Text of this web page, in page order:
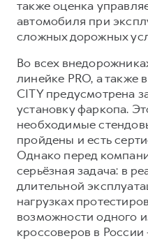
Коллекция Детская
также оценка
автомобиля при
сложных дорожных
Во всех
линейке PRO, а также
CITY предусмотрена
установку фаркопа.
необходимые
пройдены и есть
Однако перед
серьёзная задача: в
длительной
нагрузках
возможности одного
кроссоверов в России